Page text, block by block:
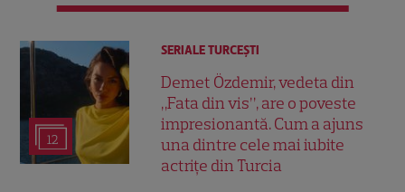
12
SERIALE TURCEŞTI
Demet Özdemir, vedeta din
„Fata din vis”, are o poveste
impresionantă. Cum a ajuns
una dintre cele mai iubite
actrițe din Turcia